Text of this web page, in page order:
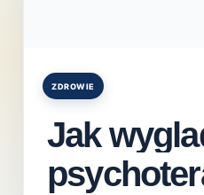
Posted
ZDROWIE
Jak